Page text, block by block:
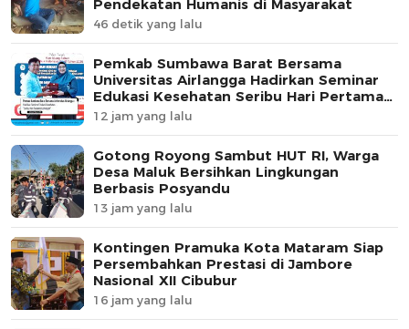
Pendekatan Humanis di Masyarakat
46 detik yang lalu
Pemkab Sumbawa Barat Bersama
Universitas Airlangga Hadirkan Seminar
Edukasi Kesehatan Seribu Hari Pertama
Kehidupan
12 jam yang lalu
Gotong Royong Sambut HUT RI, Warga
Desa Maluk Bersihkan Lingkungan
Berbasis Posyandu
13 jam yang lalu
Kontingen Pramuka Kota Mataram Siap
Persembahkan Prestasi di Jambore
Nasional XII Cibubur
16 jam yang lalu